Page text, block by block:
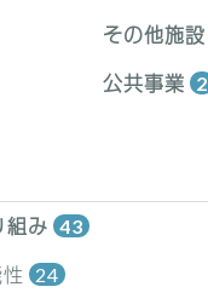
その他施設
公共事業 2
組み 43
性 24